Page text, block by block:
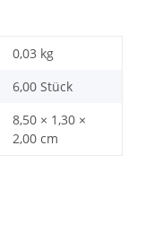
0,03 kg
6,00 Stück
8,50 × 1,30 ×
2,00 cm